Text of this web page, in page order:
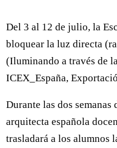
Del 3 al 12 de julio, la
bloquear la luz directa
(Iluminando a través de
ICEX_España,
Durante las dos
arquitecta española
trasladará a los alumnos